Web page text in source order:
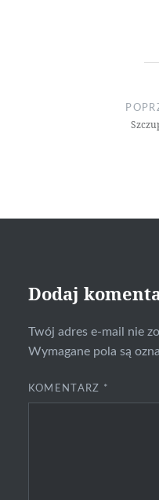
Dodaj
Twój adres e-mail nie
Wymagane pola są
KOMENTARZ *